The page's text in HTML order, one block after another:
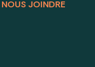
NOUS JOINDRE